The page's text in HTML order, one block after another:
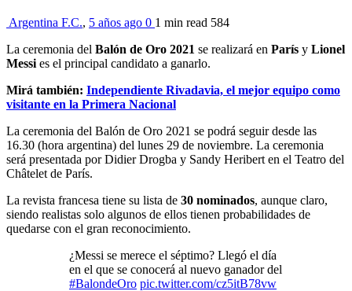
Argentina F.C., 5 años ago 0 1 min read 584
La ceremonia del Balón de Oro 2021 se realizará en París y Lionel
Messi es el principal candidato a ganarlo.
Mirá también: Independiente Rivadavia, el mejor equipo como
visitante en la Primera Nacional
La ceremonia del Balón de Oro 2021 se podrá seguir desde las
16.30 (hora argentina) del lunes 29 de noviembre. La ceremonia
será presentada por Didier Drogba y Sandy Heribert en el Teatro del
Châtelet de París.
La revista francesa tiene su lista de 30 nominados, aunque claro,
siendo realistas solo algunos de ellos tienen probabilidades de
quedarse con el gran reconocimiento.
¿Messi se merece el séptimo? Llegó el día
en el que se conocerá al nuevo ganador del
#BalondeOro pic.twitter.com/cz5itB78vw